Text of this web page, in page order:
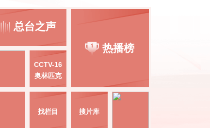
总台之声
热播榜
CCTV-16
奥林匹克
找栏目 搜片库